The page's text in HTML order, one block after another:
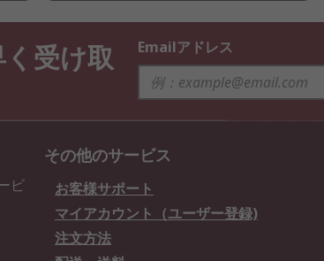
受け取
Emailアドレス
ビ
その他のサービス
お客様サポート
マイアカウント（ユーザー登録)
注文方法